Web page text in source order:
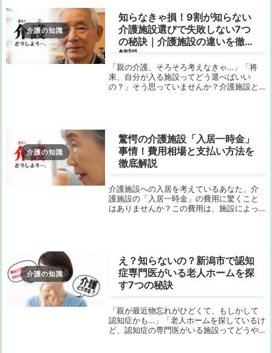
介護の知識
知らなきゃ損！9割が知らない
介護施設選びで失敗しない7つ
の秘訣｜介護施設の違いを徹底
解説
「親の介護、そろそろ考えなきゃ…」「将
来、自分が入る施設ってどう選べばいい
の？」そう思っていませんか？介護施設と
介護の知識
驚愕の介護施設「入居一時金」
事情！費用相場と支払い方法を
徹底解説
介護施設への入居を考えているあなた、介
護施設の「入居一時金」の費用に驚くこと
はありませんか？この費用は、施設によっ
介護の知識
え？知らないの？新潟市で認知
症専門医がいる老人ホームを探
す7つの秘訣
「親が最近物忘れがひどくて、もしかして
認知症かも…」「老人ホームを探しているけ
ど、認知症の専門医がいる施設ってどうや